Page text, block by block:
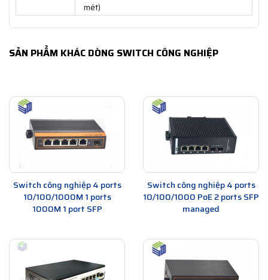
mét)
SẢN PHẨM KHÁC DÒNG SWITCH CÔNG NGHIỆP
Switch công nghiệp 4 ports
10/100/1000M 1 ports
1000M 1 port SFP
Switch công nghiệp 4 ports
10/100/1000 PoE 2 ports SFP
managed